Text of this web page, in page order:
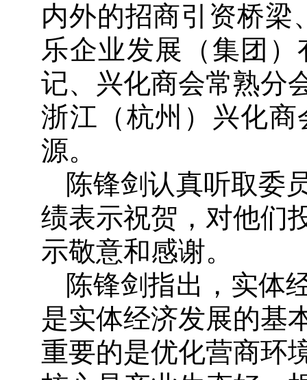
内外的招商引资桥梁
乐企业发展（集团
记、兴化商会常熟分
浙江（杭州）兴化
源。
陈锋剑认真听取委
绩表示祝贺，对他们
示敬意和感谢。
陈锋剑指出，实体
是实体经济发展的基
重要的是优化营商环